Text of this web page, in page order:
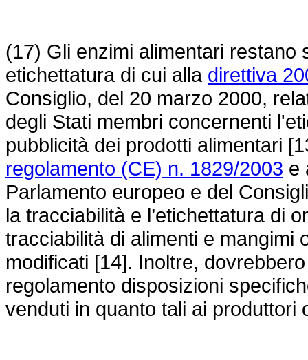
(17) Gli enzimi alimentari restano
etichettatura di cui alla direttiva
Consiglio, del 20 marzo 2000,
degli Stati membri concernenti
pubblicità dei prodotti alimentari
regolamento (CE) n. 1829/2003 e
Parlamento europeo e del
la tracciabilità e l’etichettatura di
tracciabilità di alimenti e mangimi
modificati [14]. Inoltre,
regolamento disposizioni
venduti in quanto tali ai produttori